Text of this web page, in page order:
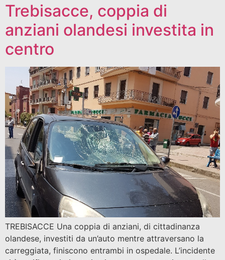
Trebisacce, coppia di
anziani olandesi investita in
centro
TREBISACCE Una coppia di anziani, di cittadinanza
olandese, investiti da un’auto mentre attraversano la
carreggiata, finiscono entrambi in ospedale. L’incidente